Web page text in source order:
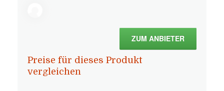
ZUM ANBIETER
Preise für dieses Produkt
vergleichen